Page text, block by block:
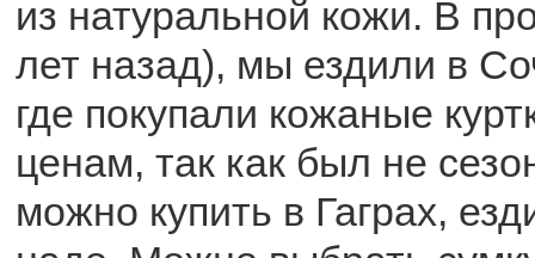
из натуральной кожи. В
лет назад), мы ездили в
где покупали кожаные
ценам, так как был не
можно купить в Гаграх,